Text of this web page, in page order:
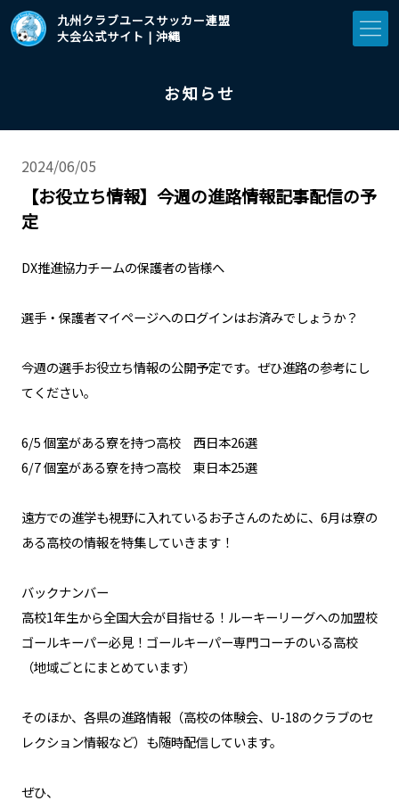
九州クラブユースサッカー連盟
大会公式サイト | 沖縄
お知らせ
2024/06/05
【お役立ち情報】今週の進路情報記事配信の予
定
DX推進協力チームの保護者の皆様へ
選手・保護者マイページへのログインはお済みでしょうか？
今週の選手お役立ち情報の公開予定です。ぜひ進路の参考にし
てください。
6/5 個室がある寮を持つ高校 西日本26選
6/7 個室がある寮を持つ高校 東日本25選
遠方での進学も視野に入れているお子さんのために、6月は寮の
ある高校の情報を特集していきます！
バックナンバー
高校1年生から全国大会が目指せる！ルーキーリーグへの加盟校
ゴールキーパー必見！ゴールキーパー専門コーチのいる高校
（地域ごとにまとめています）
そのほか、各県の進路情報（高校の体験会、U-18のクラブのセ
レクション情報など）も随時配信しています。
ぜひ、